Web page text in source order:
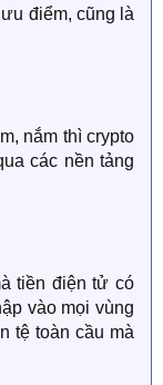
điểm, cũng là
nắm thì crypto
các nền tảng
tiền điện tử có
vào mọi vùng
tệ toàn cầu mà